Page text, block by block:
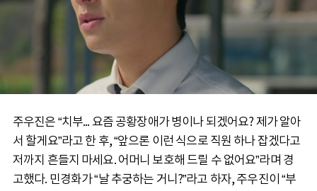
주우진은 “치부... 요즘 공황장애가 병이나 되겠어요? 제가 알아
서 할게요”라고 한 후, “앞으론 이런 식으로 직원 하나 잡겠다고
저까지 흔들지 마세요. 어머니 보호해 드릴 수 없어요”라며 경
고했다. 민경화가 “날 추궁하는 거니?”라고 하자, 주우진이 “부